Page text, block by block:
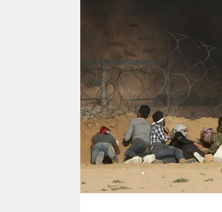
wahrheit
verlag
verlag
veranstaltungen
shop
fragen & hilfe
unterstützen
abo
genossenschaft